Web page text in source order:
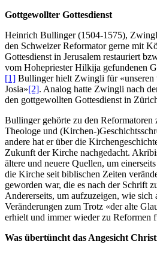
Gottgewollter Gottesdienst
Heinrich Bullinger (1504-1575),
den Schweizer Reformator gerne mit
Gottesdienst in Jerusalem restauriert
vom Hohepriester Hilkija gefundenen
[1] Bullinger hielt Zwingli für «unseren
Josia»[2]. Analog hatte Zwingli nach
den gottgewollten Gottesdienst in
Bullinger gehörte zu den
Theologe und (Kirchen-
andere hat er über die
Zukunft der Kirche nachgedacht.
ältere und neuere Quellen, um
die Kirche seit biblischen Zeiten
geworden war, die es nach der Schrift
Andererseits, um aufzuzeigen, wie sich
Veränderungen zum Trotz «der alte
erhielt und immer wieder zu Reformen
Was übertüncht das Angesicht